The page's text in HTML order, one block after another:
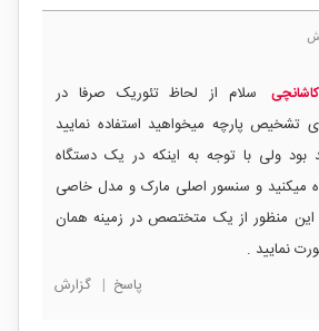
سلام از لحاظ تئوریک صرفا در
تشخیص پارچه میخواهید استفاده نمایید
ولی با توجه به اینکه در یک دستگاه
میکنید و سنسور اصلی مارک و مدل خاصی
این منظور از یک متختصص در زمینه همان
نمایید .
پاسخ | گزارش